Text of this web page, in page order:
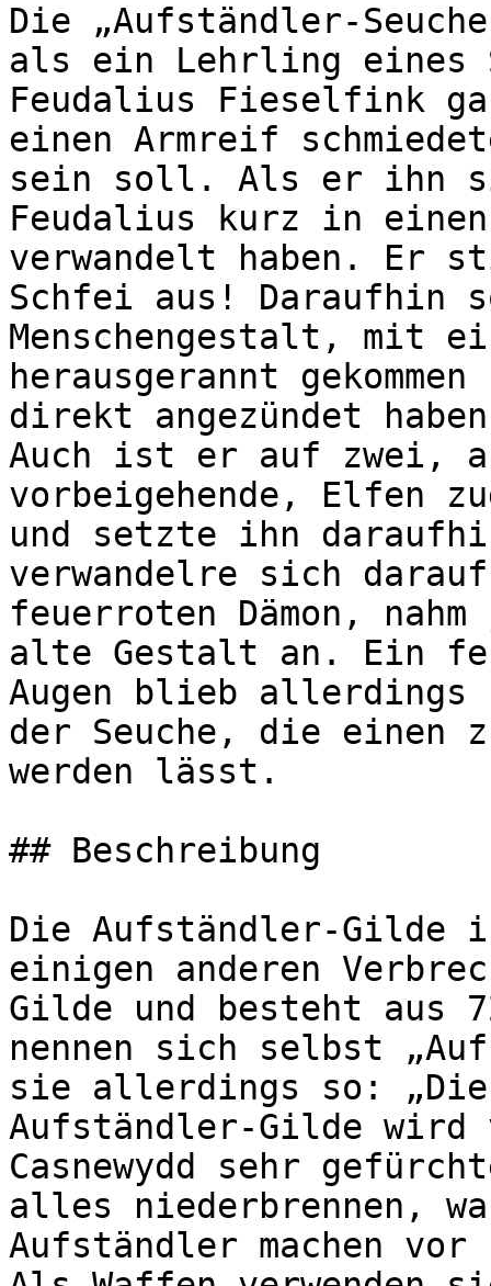
Die „Aufständler-
als ein Lehrling eines
Feudalius Fieselfink
einen Armreif
sein soll. Als er ihn
Feudalius kurz in einen
verwandelt haben. Er
Schfei aus!
Menschengestalt, mit
herausgerannt
direkt angezündet
Auch ist er auf zwei,
vorbeigehende, Elfen
und setzte ihn
verwandelre sich
feuerroten Dämon,
alte Gestalt an. Ein
Augen blieb
der Seuche, die einen
werden lässt.
## Beschreibung
Die Aufständler-Gilde
einigen anderen
Gilde und besteht aus
nennen sich selbst
sie allerdings so:
Aufständler-Gilde wird
Casnewydd sehr
alles niederbrennen,
Aufständler machen